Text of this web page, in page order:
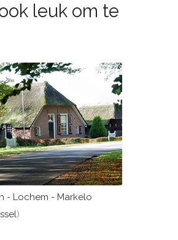
leuk om te
- Lochem - Markelo
)